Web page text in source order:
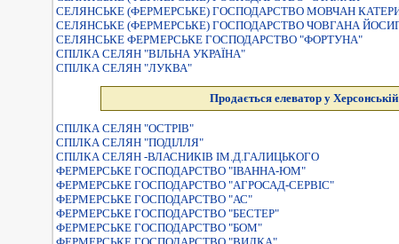
СЕЛЯНСЬКЕ (ФЕРМЕРСЬКЕ) ГОСПОДАРСТВО МОВЧАН
СЕЛЯНСЬКЕ (ФЕРМЕРСЬКЕ) ГОСПОДАРСТВО ЧОВГАНА
СЕЛЯНСЬКЕ ФЕРМЕРСЬКЕ ГОСПОДАРСТВО "ФОРТУНА"
СПIЛКА СЕЛЯН "ВIЛЬНА УКРАЇНА"
СПIЛКА СЕЛЯН "ЛУКВА"
Продається елеватор у Херсонській
СПIЛКА СЕЛЯН "ОСТРIВ"
СПIЛКА СЕЛЯН "ПОДIЛЛЯ"
СПIЛКА СЕЛЯН -ВЛАСНИКIВ IМ.Д.ГАЛИЦЬКОГО
ФЕРМЕРСЬКЕ ГОСПОДАРСТВО "IВАННА-ЮМ"
ФЕРМЕРСЬКЕ ГОСПОДАРСТВО "АГРОСАД-СЕРВІС"
ФЕРМЕРСЬКЕ ГОСПОДАРСТВО "АС"
ФЕРМЕРСЬКЕ ГОСПОДАРСТВО "БЕСТЕР"
ФЕРМЕРСЬКЕ ГОСПОДАРСТВО "БОМ"